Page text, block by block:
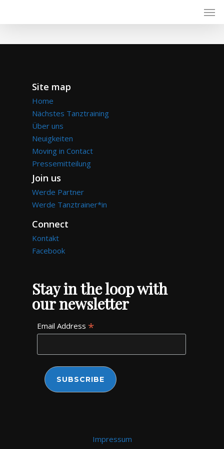
content
Site map
Home
Nächstes Tanztraining
Über uns
Neuigkeiten
Moving in Contact
Pressemitteilung
Join us
Werde Partner
Werde Tanztrainer*in
Connect
Kontakt
Facebook
Stay in the loop with
our newsletter
Email Address *
Impressum